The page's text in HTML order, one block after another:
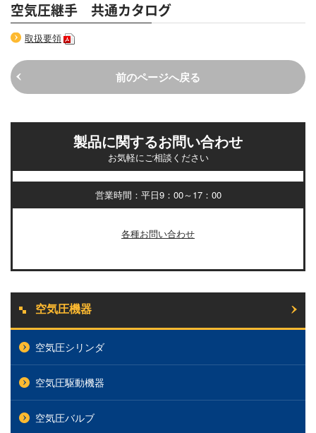
空気圧継手 共通カタログ
取扱要領
前のページへ戻る
製品に関するお問い合わせ
お気軽にご相談ください
営業時間：平日9：00～17：00
各種お問い合わせ
空気圧機器
空気圧シリンダ
空気圧駆動機器
空気圧バルブ